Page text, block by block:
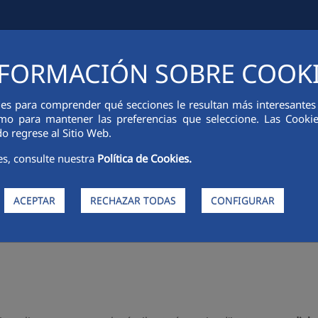
SOBRE
para comprender qué secciones le resultan más
para mantener las preferencias que seleccione. Las
regrese al Sitio Web.
consulte nuestra Política de Cookies.
ACEPTAR RECHAZAR TODAS CONFIGURAR
FINANCIÈRES INNOVATION DURABILITÉ PERSONNES